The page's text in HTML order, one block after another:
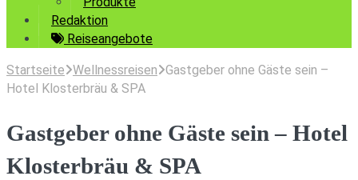
Redaktion
Reiseangebote
Startseite Wellnessreisen Gastgeber ohne Gäste sein –
Hotel Klosterbräu & SPA
Gastgeber ohne Gäste sein – Hotel
Klosterbräu & SPA